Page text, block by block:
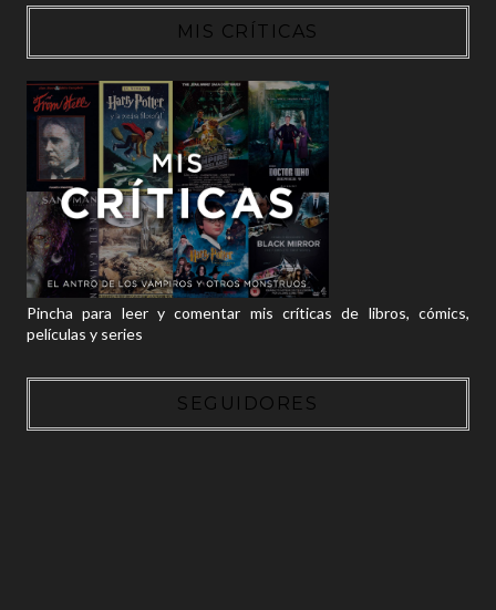
MIS CRÍTICAS
Pincha para leer y comentar mis críticas de libros, cómics,
películas y series
SEGUIDORES